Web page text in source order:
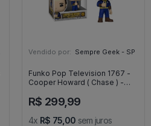
Vendido por: Sempre Geek - SP
Funko Pop Television 1767 -
Cooper Howard ( Chase ) -
R$ 299,99
4x R$ 75,00 sem juros